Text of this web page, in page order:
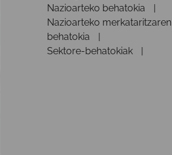
Nazioarteko behatokia
Nazioarteko merkataritzaren
behatokia
Sektore-behatokiak